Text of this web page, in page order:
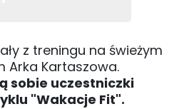
z treningu na świeżym
Arka Kartaszowa.
sobie uczestniczki
"Wakacje Fit".